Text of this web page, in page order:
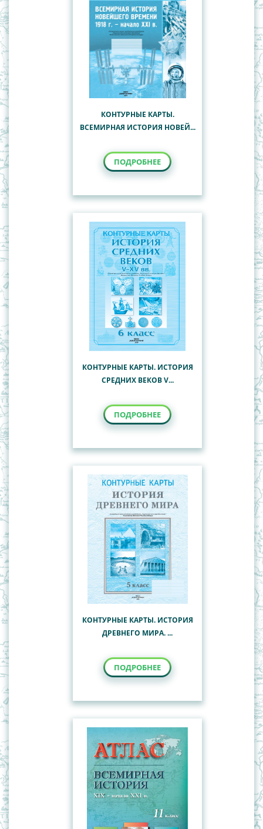
КОНТУРНЫЕ КАРТЫ.
ВСЕМИРНАЯ ИСТОРИЯ НОВЕЙ...
ПОДРОБНЕЕ
КОНТУРНЫЕ КАРТЫ. ИСТОРИЯ
СРЕДНИХ ВЕКОВ V...
ПОДРОБНЕЕ
КОНТУРНЫЕ КАРТЫ. ИСТОРИЯ
ДРЕВНЕГО МИРА. ...
ПОДРОБНЕЕ